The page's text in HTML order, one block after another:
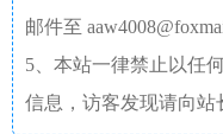
邮件至
5、本站一律禁止以任
信息，访客发现请向站